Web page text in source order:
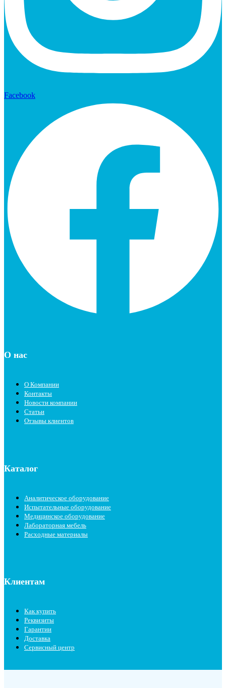
Facebook
О нас
О Компании
Контакты
Новости компании
Статьи
Отзывы клиентов
Каталог
Аналитическое оборудование
Испытательные оборудование
Медицинское оборудование
Лабораторная мебель
Расходные материалы
Клиентам
Как купить
Реквизиты
Гарантии
Доставка
Сервисный центр